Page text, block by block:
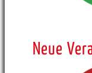
Neue